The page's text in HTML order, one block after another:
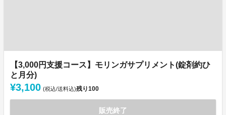
【3,000円支援コース】モリンガサプリメント(錠剤約ひ
と月分)
¥3,100 (税込/送料込)残り100
販売終了